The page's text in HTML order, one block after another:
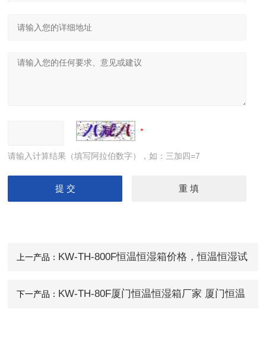
请输入计算结果（填写阿拉伯数字），如：三加四=7
上一产品： KW-TH-800F恒温恒湿箱价格，恒温恒湿试
下一产品： KW-TH-80F厦门恒温恒湿箱厂家 厦门恒温